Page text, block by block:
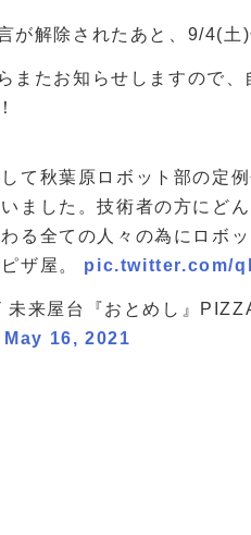
が解除されたあと、9/4(
またお知らせしますので
て秋葉原ロボット部の定
ました。技術者の方にど
る全ての人々の為にロボ
ザ屋。 pic.twitter.com/
来屋台『おとめし』
May 16, 2021